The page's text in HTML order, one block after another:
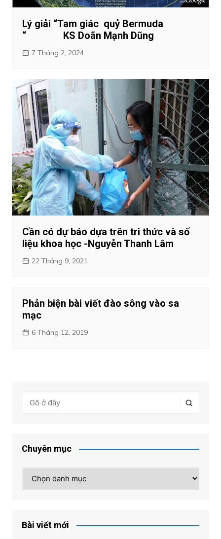
Lý giải “Tam giác quỷ Bermuda
“ KS Doãn Mạnh Dũng
7 Tháng 2, 2024
Cần có dự báo dựa trên tri thức và số
liệu khoa học -Nguyễn Thanh Lâm
22 Tháng 9, 2021
Phản biện bài viết đào sông vào sa
mạc
6 Tháng 12, 2019
Chuyên mục
mục
Bài viết mới